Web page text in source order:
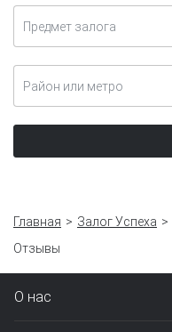
Предмет залога
Район или метро
Главная Залог Успеха
Отзывы
О нас